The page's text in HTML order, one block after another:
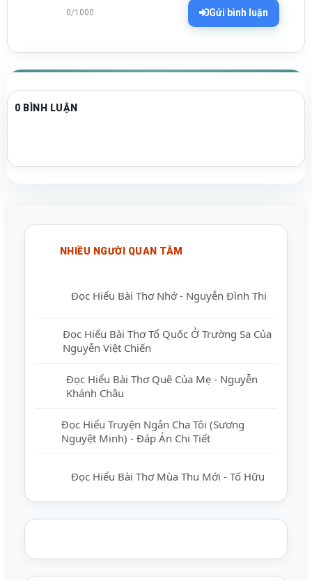
0/1000 Gửi bình luận
0 BÌNH LUẬN
NHIỀU NGƯỜI QUAN TÂM
Đọc Hiểu Bài Thơ Nhớ - Nguyễn Đình Thi
Đọc Hiểu Bài Thơ Tổ Quốc Ở Trường Sa
Của Nguyễn Việt Chiến
Đọc Hiểu Bài Thơ Quê Của Mẹ - Nguyễn
Khánh Châu
Đọc Hiểu Truyện Ngắn Cha Tôi (Sương
Nguyệt Minh) - Đáp Án Chi Tiết
Đọc Hiểu Bài Thơ Mùa Thu Mới - Tố Hữu